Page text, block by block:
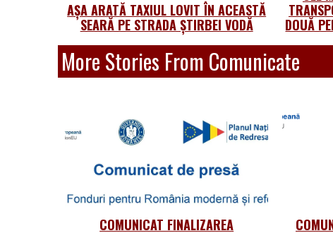
AȘA ARATĂ TAXIUL LOVIT ÎN ACEASTĂ
SEARĂ PE STRADA ȘTIRBEI VODĂ
DOUĂ
More Stories From Comunicate
COMUNICAT FINALIZAREA